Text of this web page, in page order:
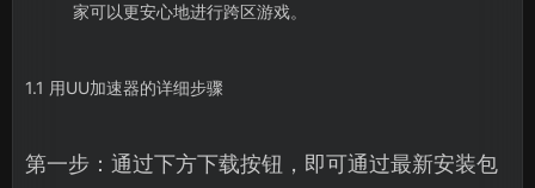
家可以更安心地进行跨区游戏。
1.1 用UU加速器的详细步骤
第一步：通过下方下载按钮，即可通过最新安装包